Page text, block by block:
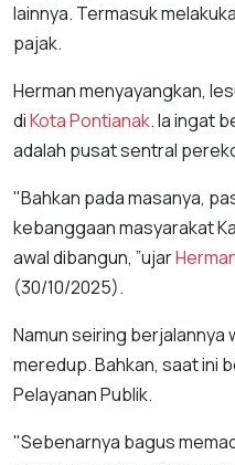
lainnya. Termasuk
pajak.
Herman menyayangkan,
diKota Pontianak. Ia ingat
adalah pusat sentral
"Bahkan pada masanya,
kebanggaan masyarakat
awal dibangun, ”ujar
(30/10/2025).
Namun seiring berjalannya
meredup. Bahkan, saat ini
Pelayanan Publik.
"Sebenarnya bagus